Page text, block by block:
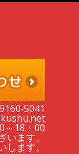
～18：00
ます。
ます。